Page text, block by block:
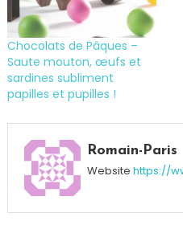
Chocolats de Pâques –
Saute mouton, œufs et
sardines subliment
papilles et pupilles !
février,
cadeau,
Romain-Paris
Website https://